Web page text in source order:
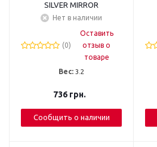
SILVER MIRROR
Нет в наличии
(0)
Оставить
отзыв о
товаре
Вес: 3.2
736грн.
Сообщить о наличии